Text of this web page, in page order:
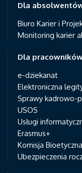
Dla
Biuro Karier i
Monitoring karier
Dla
e-dziekanat
Elektroniczna
Sprawy kadrowo-
USOS
Usługi
Erasmus+
Komisja Bioetyczna
Ubezpieczenia